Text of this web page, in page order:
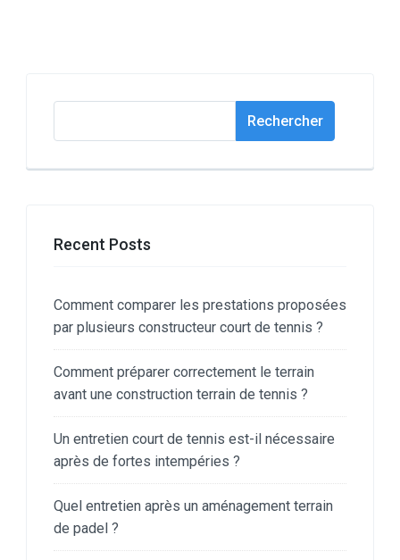
Rechercher
Recent Posts
Comment comparer les prestations proposées
par plusieurs constructeur court de tennis ?
Comment préparer correctement le terrain
avant une construction terrain de tennis ?
Un entretien court de tennis est-il nécessaire
après de fortes intempéries ?
Quel entretien après un aménagement terrain
de padel ?